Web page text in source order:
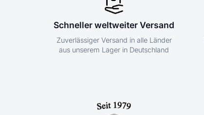
Schneller weltweiter Versand
Zuverlässiger Versand in alle Länder
aus unserem Lager in Deutschland